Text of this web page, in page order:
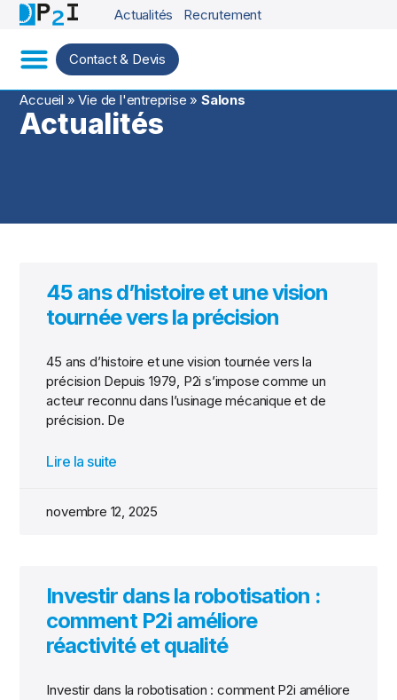
Actualités Recrutement
Contact & Devis
Accueil »Vie de l'entreprise »Salons
Actualités
45 ans d’histoire et une vision
tournée vers la précision
45 ans d’histoire et une vision tournée vers la
précision Depuis 1979, P2i s’impose comme un
acteur reconnu dans l’usinage mécanique et de
précision. De
Lire la suite
novembre 12, 2025
Investir dans la robotisation :
comment P2i améliore
réactivité et qualité
Investir dans la robotisation : comment P2i améliore